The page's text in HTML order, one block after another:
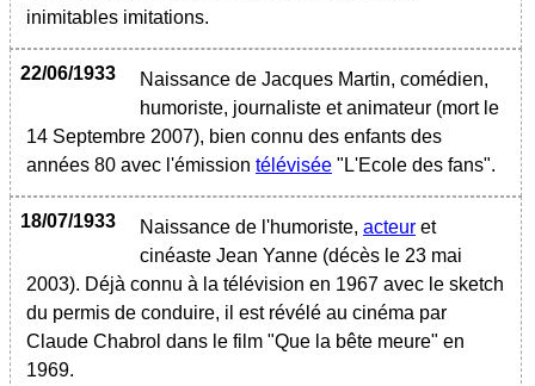
inimitables imitations.
22/06/1933
Naissance de Jacques Martin, comédien,
humoriste, journaliste et animateur (mort le
14 Septembre 2007), bien connu des enfants des
années 80 avec l'émission télévisée "L'Ecole des fans".
18/07/1933 Naissance de l'humoriste, acteur et
cinéaste Jean Yanne (décès le 23 mai
2003). Déjà connu à la télévision en 1967 avec le sketch
du permis de conduire, il est révélé au cinéma par
Claude Chabrol dans le film "Que la bête meure" en
1969.